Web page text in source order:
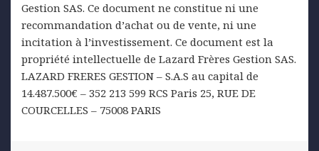
Gestion SAS. Ce document ne constitue ni une
recommandation d’achat ou de vente, ni une
incitation à l’investissement. Ce document est la
propriété intellectuelle de Lazard Frères Gestion SAS.
LAZARD FRERES GESTION – S.A.S au capital de
14.487.500€ – 352 213 599 RCS Paris 25, RUE DE
COURCELLES – 75008 PARIS